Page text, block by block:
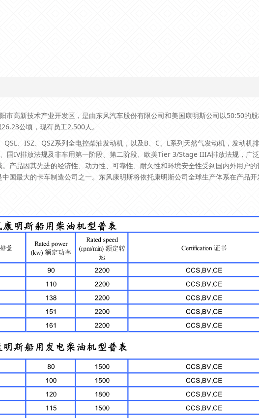
市高新技术产业开发区，是由东风汽车股份有限公司和美国康明斯公司以50:50的
公顷，现有员工2,500人。
、ISZ、QSZ系列全电控柴油发动机，以及B、C、L系列天然气发动机，发动机排
IV排放法规及非车用第一阶段、第二阶段、欧美Tier 3/Stage IIIA排放法规，广
产品因其先进的经济性、动力性、可靠性、耐久性和环境安全性受到国内外用户
国最大的卡车制造公司之一。东风康明斯将依托康明斯公司全球生产体系在产品